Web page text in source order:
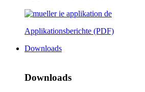
Applikationsberichte (PDF)
Downloads
Downloads